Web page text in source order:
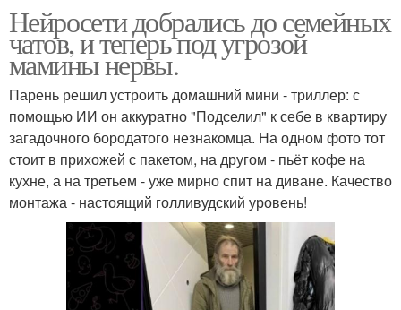
Нейросети добрались до семейных
чатов, и теперь под угрозой
мамины нервы.
Парень решил устроить домашний мини - триллер: с
помощью ИИ он аккуратно "Подселил" к себе в квартиру
загадочного бородатого незнакомца. На одном фото тот
стоит в прихожей с пакетом, на другом - пьёт кофе на
кухне, а на третьем - уже мирно спит на диване. Качество
монтажа - настоящий голливудский уровень!